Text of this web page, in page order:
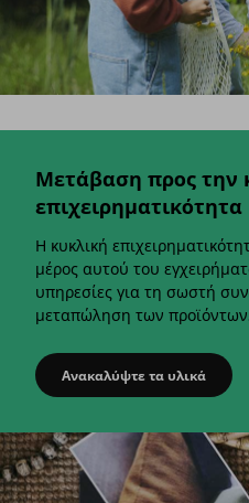
Μετάβαση προς την
επιχειρηματικότητα
Η κυκλική
μέρος αυτού του
υπηρεσίες για τη σωστή
μεταπώληση των προϊόντων.
Ανακαλύψτε τα υλικά